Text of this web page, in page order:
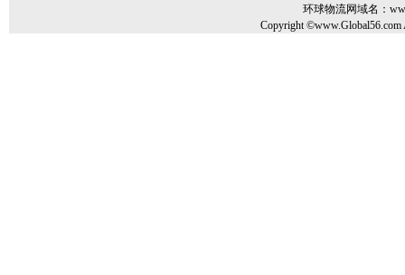
环球物流网域名：
Copyright ©www.Global56.com